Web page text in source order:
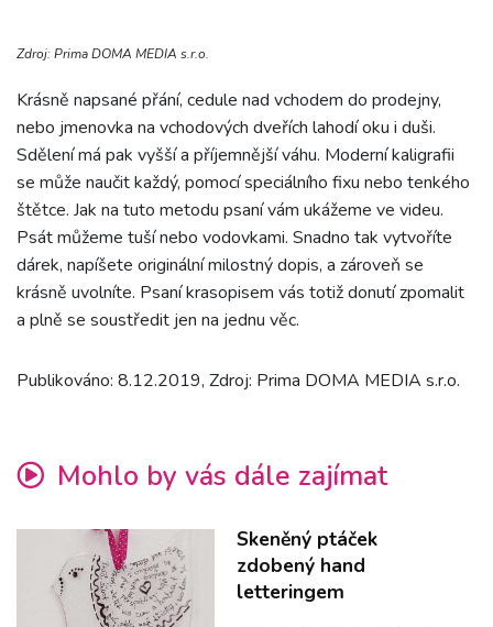
Zdroj: Prima DOMA MEDIA s.r.o.
Krásně napsané přání, cedule nad vchodem do prodejny,
nebo jmenovka na vchodových dveřích lahodí oku i duši.
Sdělení má pak vyšší a příjemnější váhu. Moderní kaligrafii
se může naučit každý, pomocí speciálního fixu nebo tenkého
štětce. Jak na tuto metodu psaní vám ukážeme ve videu.
Psát můžeme tuší nebo vodovkami. Snadno tak vytvoříte
dárek, napíšete originální milostný dopis, a zároveň se
krásně uvolníte. Psaní krasopisem vás totiž donutí zpomalit
a plně se soustředit jen na jednu věc.
Publikováno: 8.12.2019, Zdroj: Prima DOMA MEDIA s.r.o.
Mohlo by vás dále zajímat
Skeněný ptáček
zdobený hand
letteringem